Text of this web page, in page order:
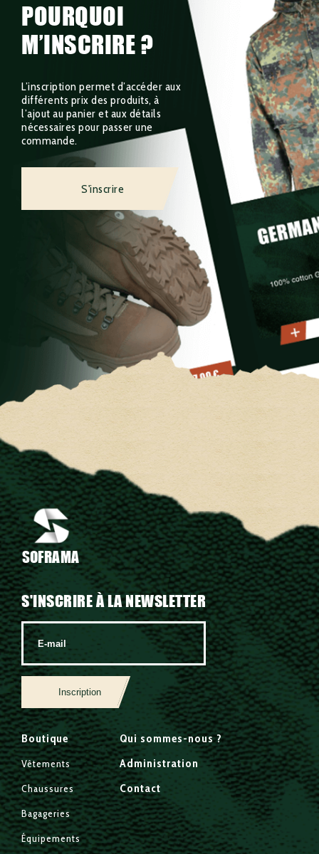
POURQUOI
M’INSCRIRE ?
L’inscription permet d’accéder aux
différents prix des produits, à
l’ajout au panier et aux détails
nécessaires pour passer une
commande.
S'inscrire
SOFRAMA
S'INSCRIRE À LA NEWSLETTER
Inscription
Boutique
Vêtements
Chaussures
Bagageries
Équipements
Qui sommes-nous ?
Administration
Contact